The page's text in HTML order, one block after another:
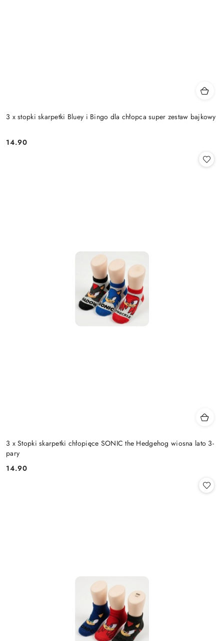
3 x stopki skarpetki Bluey i Bingo dla chłopca super zestaw bajkowy
Cena:
14.90
3 x Stopki skarpetki chłopięce SONIC the Hedgehog wiosna lato 3-
pary
Cena:
14.90